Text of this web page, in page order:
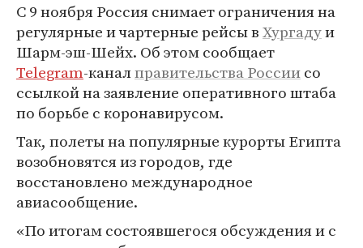
С 9 ноября Россия снимает ограничения на
регулярные и чартерные рейсы вХургадуи
Шарм-эш-Шейх. Об этом сообщает
Telegram-каналправительства Россиисо
ссылкой на заявление оперативного штаба
по борьбе с коронавирусом.
Так, полеты на популярные курорты Египта
возобновятся из городов, где
восстановлено международное
авиасообщение.
«По итогам состоявшегося обсуждения и с